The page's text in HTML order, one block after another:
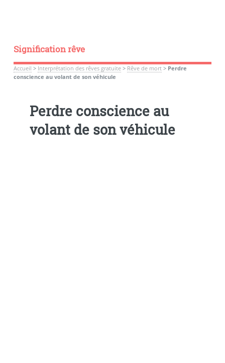
Signification rêve
Accueil > Interprétation des rêves gratuite> Rêve de mort> Perdre
conscience au volant de son véhicule
Perdre conscience au
volant de son véhicule